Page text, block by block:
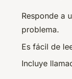
Responde a
problema.
Es fácil de
Incluye